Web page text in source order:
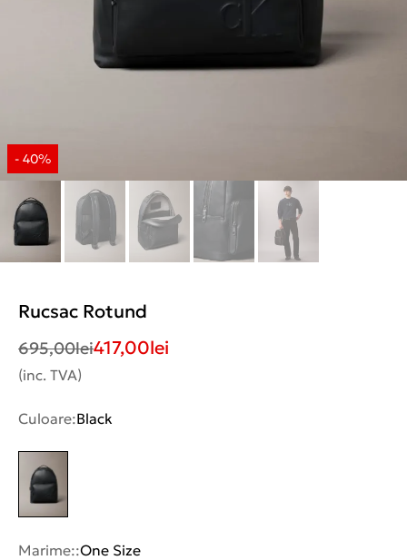
Rucsac Rotund
695,00lei417,00lei
(inc. TVA)
Culoare:Black
Marime::One Size